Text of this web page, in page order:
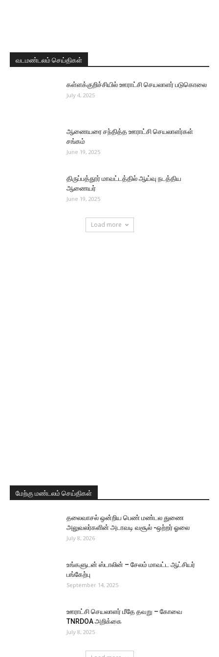
வடமண்டலம் செய்திகள்
கள்ளக்குறிச்சியில் ஊராட்சி செயலாளர் படுகொலை
July 4, 2025
ஆணையரை சந்தித்த ஊராட்சி செயலாளர்கள்
சங்கம்
June 19, 2025
திருப்பத்தூர் மாவட்டத்தில் ஆய்வு நடத்திய
ஆணையர்
June 19, 2025
Load more
மேற்கு மண்டலம் செய்திகள்
தலைவாசல் ஒன்றிய பெண் மண்டல துணை
அலுவலர்களின் அடாவடி வசூல் -ஒற்றர் ஓலை
July 8, 2026
உங்களுடன் ஸ்டாலின் – சேலம் மாவட்ட ஆட்சியர்
பங்கேற்பு
September 14, 2025
ஊராட்சி செயலாளர் மீதே தவறு – கோவை
TNRDOA அறிக்கை
July 8, 2025